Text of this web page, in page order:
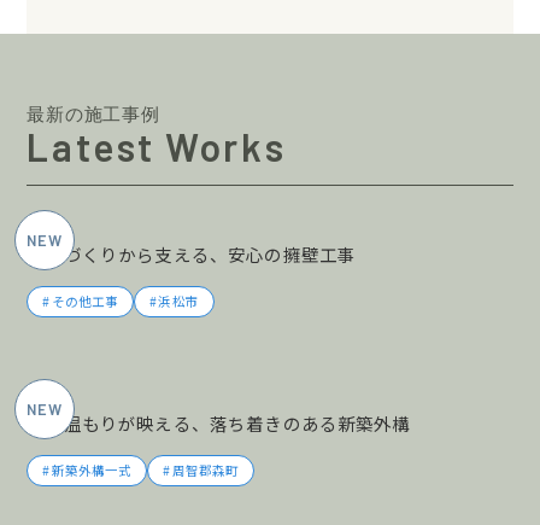
最新の施工事例
Latest Works
土地づくりから支える、安心の擁壁工事
その他工事 浜松市
木の温もりが映える、落ち着きのある新築外構
新築外構一式 周智郡森町